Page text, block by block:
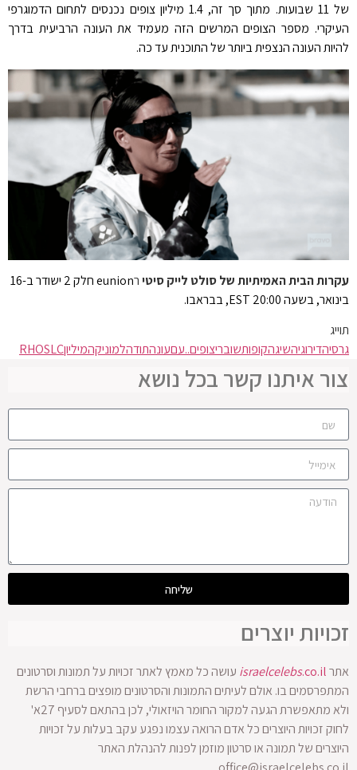
של 11 שבועות. מתוך סך זה, 1.4 מיליון צופים נכנסים לתחום הדמוגרפי
העיקרי. מספר הצופים המרשים הזה מעמיד את העונה הרביעית בדרך
להיות העונה הנצפית ביותר של התוכנית עד כה.
עקרות הבית האמיתיות של סולט לייק סיטיר
eunion חלק 2 ישודר ב-16
בינואר, בשעה 20:00 EST, בבראבו.
תוייג
גרסיהדירוגיהשיגהקופותשובריצופים..עםעונהתודהלמוניקהמיליוןRHOSLC
צור איתנו קשר בכל נושא
שליחה
זכויות יוצרים
אתר israelcelebs.co.il
עושה כל מאמץ לאתר זכויות על תמונות וסרטונים
המתפרסמים בו. אולם לעיתים התמונות והסרטונים מופצים ברחבי הרשת
ולא מתאפשרת הגעה למקור החומר הויזאולי, לכן בהתאם לסעיף 27א'
לחוק זכויות היוצרים כל אדם הרואה עצמו נפגע עקב בעלות על זכויות
היוצרים של תמונה או סרטון מוזמן לפנות להנהלת האתר